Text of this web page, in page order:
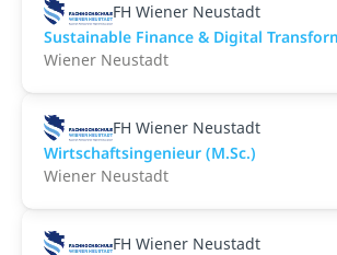
FH Wiener Neustadt
Sustainable Finance & Digital
Wiener Neustadt
FH Wiener Neustadt
Wirtschaftsingenieur (M.Sc.)
Wiener Neustadt
FH Wiener Neustadt